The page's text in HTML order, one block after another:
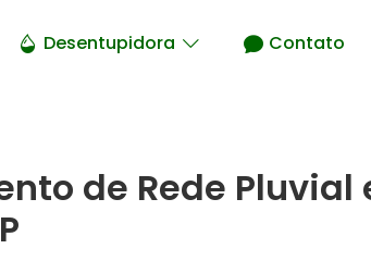
Desentupidora Contato
de Rede Pluvial